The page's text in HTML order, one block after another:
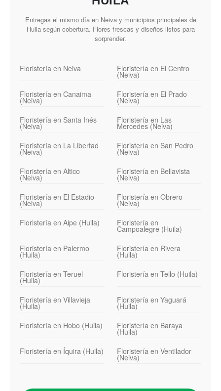
Entregas el mismo día en Neiva y municipios principales de
Huila según cobertura. Flores frescas y diseños listos para
sorprender.
Floristería en Neiva Floristería en El Centro
(Neiva)
Floristería en Canaima
(Neiva)
Floristería en El Prado
(Neiva)
Floristería en Santa Inés
(Neiva)
Floristería en Las
Mercedes (Neiva)
Floristería en La Libertad
(Neiva)
Floristería en San Pedro
(Neiva)
Floristería en Altico
(Neiva)
Floristería en Bellavista
(Neiva)
Floristería en El Estadio
(Neiva)
Floristería en Obrero
(Neiva)
Floristería en Aipe (Huila)
Floristería en
Campoalegre (Huila)
Floristería en Palermo
(Huila)
Floristería en Rivera
(Huila)
Floristería en Teruel
(Huila)
Floristería en Tello (Huila)
Floristería en Villavieja
(Huila)
Floristería en Yaguará
(Huila)
Floristería en Hobo (Huila)
Floristería en Baraya
(Huila)
Floristería en Íquira (Huila)
Floristería en Ventilador
(Neiva)